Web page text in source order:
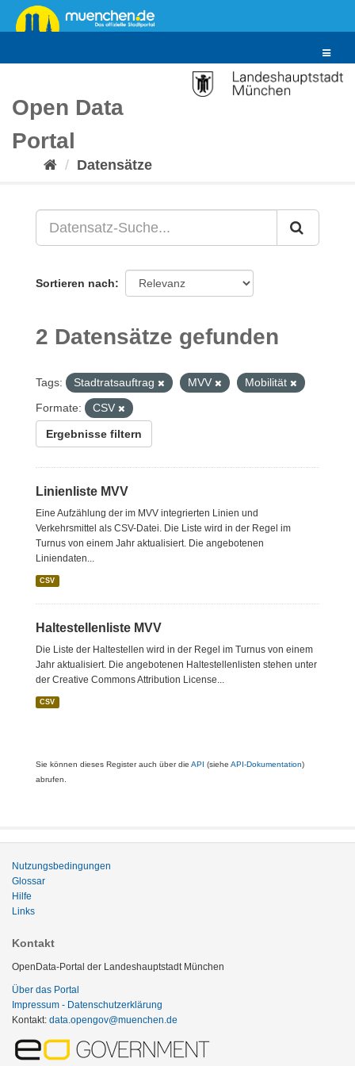
Überspringen
zum
Toggle
Open Data
Portal
Datensätze
Sortieren nach
2 Datensätze gefunden
Tags: Stadtratsauftrag MVV
Mobilität
Formate:
CSV
Ergebnisse filtern
Linienliste MVV
Eine Aufzählung der im MVV integrierten Linien und
Verkehrsmittel als CSV-Datei. Die Liste wird in der Regel im
Turnus von einem Jahr aktualisiert. Die angebotenen
Liniendaten...
CSV
Haltestellenliste MVV
Die Liste der Haltestellen wird in der Regel im Turnus von einem
Jahr aktualisiert. Die angebotenen Haltestellenlisten stehen unter
der Creative Commons Attribution License...
CSV
Sie können dieses Register auch über die API (siehe API-Dokumentation)
abrufen.
Nutzungsbedingungen
Glossar
Hilfe
Links
Kontakt
OpenData-Portal der Landeshauptstadt München
Über das Portal
Impressum - Datenschutzerklärung
Kontakt: data.opengov@muenchen.de